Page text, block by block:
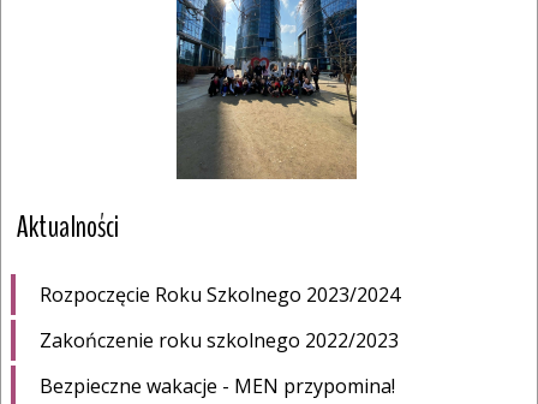
Aktualności
Rozpoczęcie Roku Szkolnego 2023/2024
Zakończenie roku szkolnego 2022/2023
Bezpieczne wakacje - MEN przypomina!